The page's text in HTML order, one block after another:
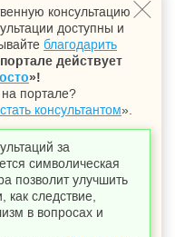
консультацию
доступны и
благодарить
действует
»!
на портале?
консультантом».
за
символическая
позволит улучшить
как следствие,
в вопросах и